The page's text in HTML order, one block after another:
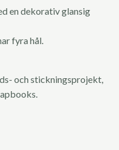
en dekorativ glansig
fyra hål.
och stickningsprojekt,